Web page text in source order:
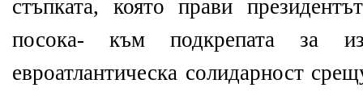
стъпката, която прави
посока- към подкрепата за
евроатлантическа солидарност